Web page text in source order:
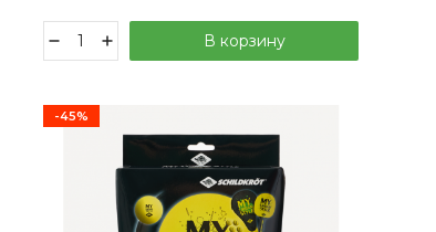
В корзину
-45%